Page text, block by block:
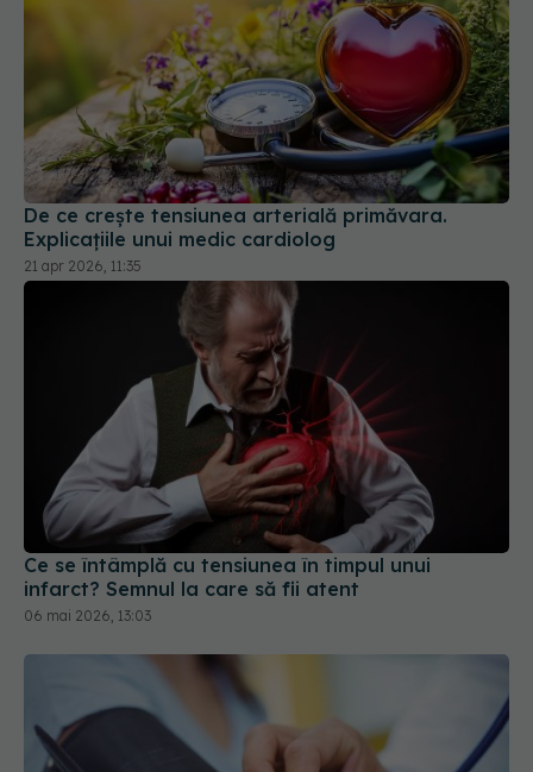
De ce crește tensiunea arterială primăvara.
Explicațiile unui medic cardiolog
21 apr 2026, 11:35
Ce se întâmplă cu tensiunea în timpul unui
infarct? Semnul la care să fii atent
06 mai 2026, 13:03